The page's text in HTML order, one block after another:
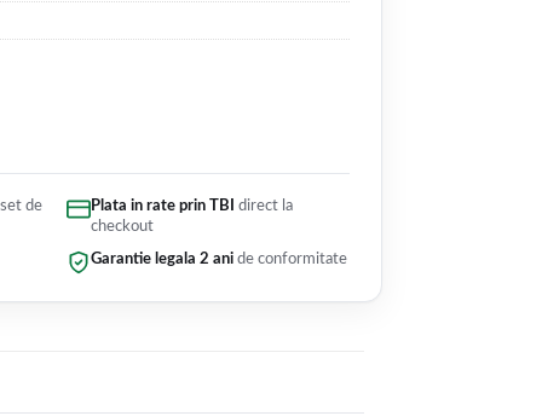
de Plata in rate prin TBI
direct la
checkout
Garantie legala 2 ani de conformitate